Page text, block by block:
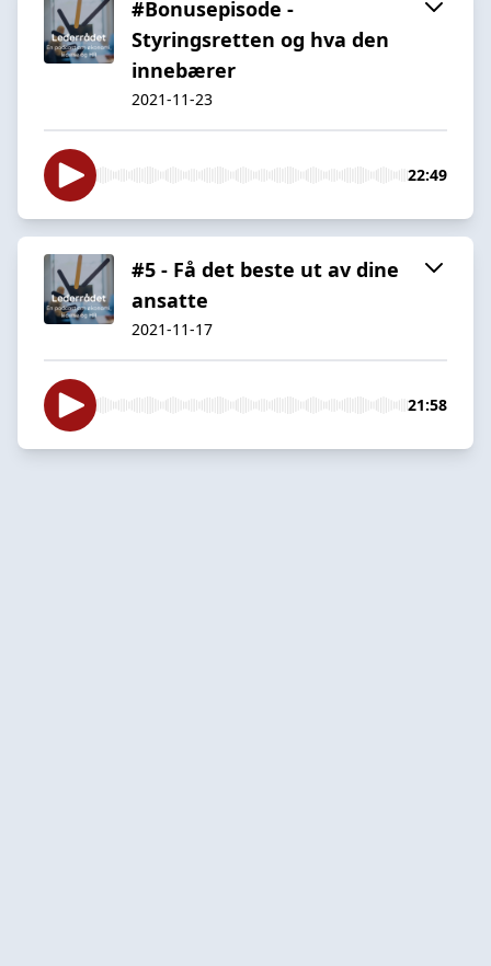
#Bonusepisode -
Styringsretten og hva den
innebærer
2021-11-23
22:49
#5 - Få det beste ut av dine
ansatte
2021-11-17
21:58